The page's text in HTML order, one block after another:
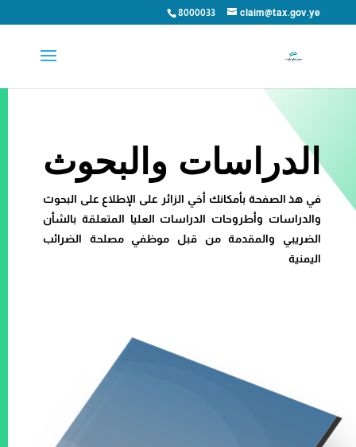
8000033 claim@tax.gov.ye
الدراسات والبحوث
في هذ الصفحة بأمكانك أخي الزائر على الإطلاع على البحوث
والدراسات وأطروحات الدراسات العليا المتعلقة بالشأن
الضريبي والمقدمة من قبل موظفي مصلحة الضرائب
اليمنية